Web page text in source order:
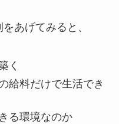
あげてみると、
く
給料だけで生活でき
る環境なのか